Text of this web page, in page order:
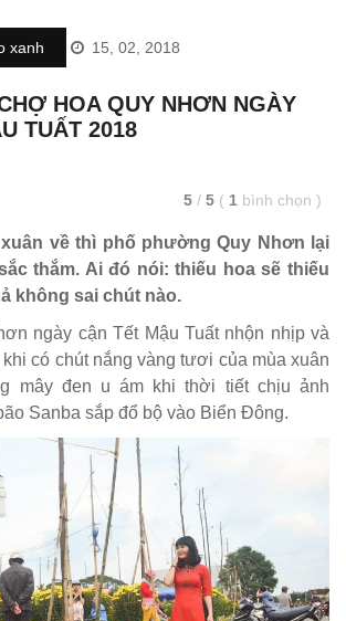
xanh 15, 02, 2018
HOA QUY NHƠN NGÀY
TUẤT 2018
5 / 5 ( 1 bình chọn )
xuân về thì phố phường Quy Nhơn lại
thắm. Ai đó nói: thiếu hoa sẽ thiếu
không sai chút nào.
ngày cận Tết Mậu Tuất nhộn nhịp và
có chút nắng vàng tươi của mùa xuân
mây đen u ám khi thời tiết chịu ảnh
Sanba sắp đổ bộ vào Biển Đông.